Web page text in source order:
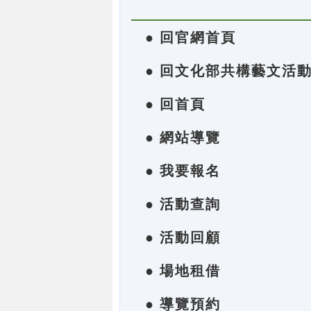
● 回官網首頁
● 回文化部共構藝文活
● 回首頁
● 網站導覽
● 我要報名
● 活動查詢
● 活動回顧
● 場地租借
● 導覽預約